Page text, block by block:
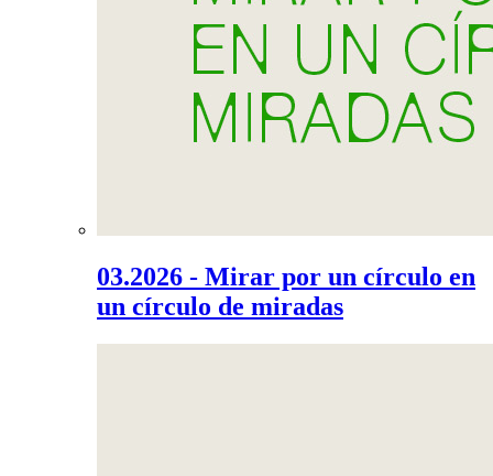
03.2026 - Mirar por un círculo en
un círculo de miradas